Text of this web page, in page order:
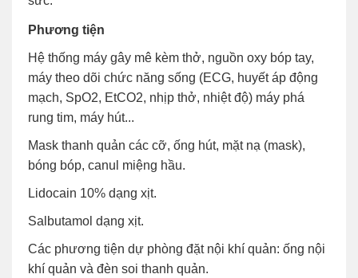
Phương tiện
Hệ thống máy gây mê kèm thở, nguồn oxy bóp tay,
máy theo dõi chức năng sống (ECG, huyết áp động
mạch, SpO2, EtCO2, nhịp thở, nhiệt độ) máy phá
rung tim, máy hút...
Mask thanh quản các cỡ, ống hút, mặt nạ (mask),
bóng bóp, canul miệng hầu.
Lidocain 10% dạng xịt.
Salbutamol dạng xịt.
Các phương tiện dự phòng đặt nội khí quản: ống nội
khí quản và đèn soi thanh quản.